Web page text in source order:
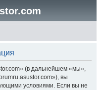
(в дальнейшем «мы»,
вы
условиями. Если вы не